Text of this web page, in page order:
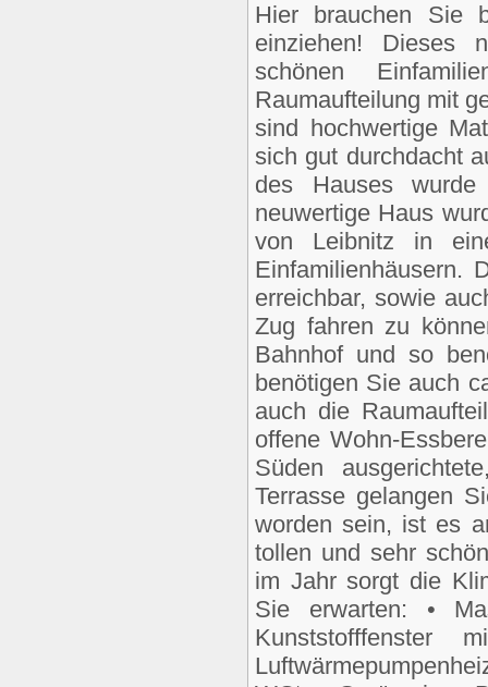
Hier brauchen Sie
einziehen! Dieses
schönen
Raumaufteilung mit
sind hochwertige
sich gut durchdacht
des Hauses
neuwertige Haus
von Leibnitz in
Einfamilienhäusern.
erreichbar, sowie
Zug fahren zu
Bahnhof und so
benötigen Sie auch
auch die
offene Wohn-
Süden
Terrasse gelangen
worden sein, ist es
tollen und sehr
im Jahr sorgt die
Sie erwarten: •
Kunststofffenster